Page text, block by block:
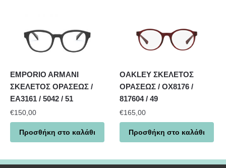
EMPORIO ARMANI
ΣΚΕΛΕΤΟΣ ΟΡΑΣΕΩΣ /
EA3161 / 5042 / 51
€150,00
Προσθήκη στο καλάθι
OAKLEY ΣΚΕΛΕΤΟΣ
ΟΡΑΣΕΩΣ / OX8176 /
817604 / 49
€165,00
Προσθήκη στο καλάθι